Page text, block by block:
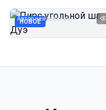
НОВОЕ
Автор неизвестен